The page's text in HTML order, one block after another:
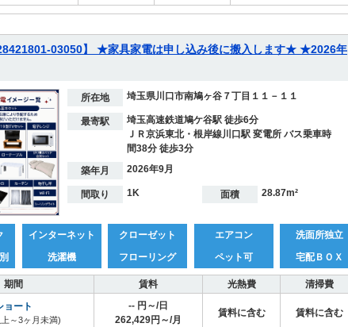
03050】 ★家具家電は申し込み後に搬入します★ ★2026年
所在地 埼玉県川口市南鳩ヶ谷７丁目１１－１１
最寄駅
埼玉高速鉄道鳩ケ谷駅 徒歩6分
ＪＲ京浜東北・根岸線川口駅 変電所 バス乗車時
間38分 徒歩3分
築年月
2026年9月
間取り 1K 面積 28.87m²
インターネット クローゼット エアコン
洗面所独立
洗濯機 フローリング ペット可 宅配ＢＯＸ
期間 賃料 光熱費
清掃費
ョート
～3ヶ月未満)
-- 円～/日
262,429円～/月
賃料に含む 賃料に含む